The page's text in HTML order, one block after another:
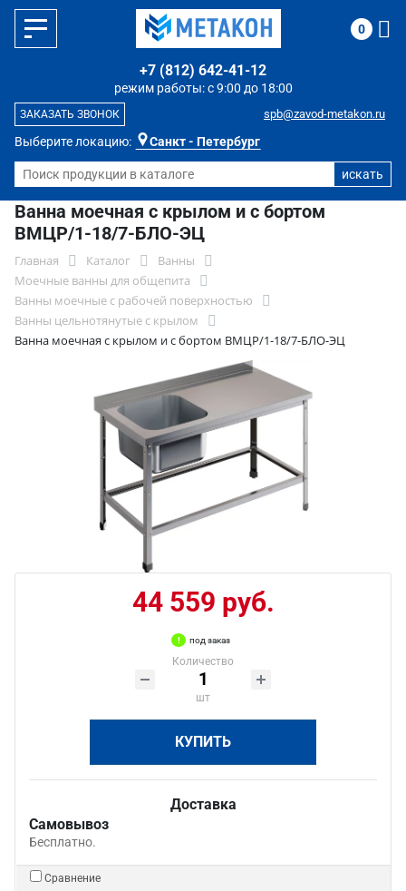
Выберите локацию: Санкт - Петербург
режим работы: с 9:00 до 18:00
+7 (812) 642-41-12
spb@zavod-metakon.ru
ЗАКАЗАТЬ ЗВОНОК
0
Ванна моечная с крылом и с бортом
ВМЦР/1-18/7-БЛО-ЭЦ
Главная Каталог
Ванны
Моечные ванны для общепита
Ванны моечные с рабочей поверхностью
Ванны цельнотянутые с крылом
Ванна моечная с крылом и с бортом ВМЦР/1-18/7-БЛО-ЭЦ
44 559 руб.
под заказ
Количество
шт
КУПИТЬ
Доставка
Самовывоз
Бесплатно.
Сравнение